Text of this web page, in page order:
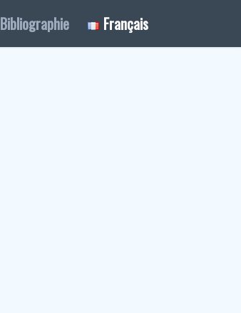
Bibliographie Français